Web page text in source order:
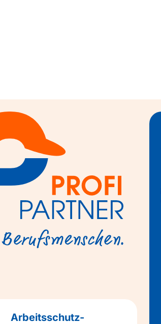
Arbeitsschutz-